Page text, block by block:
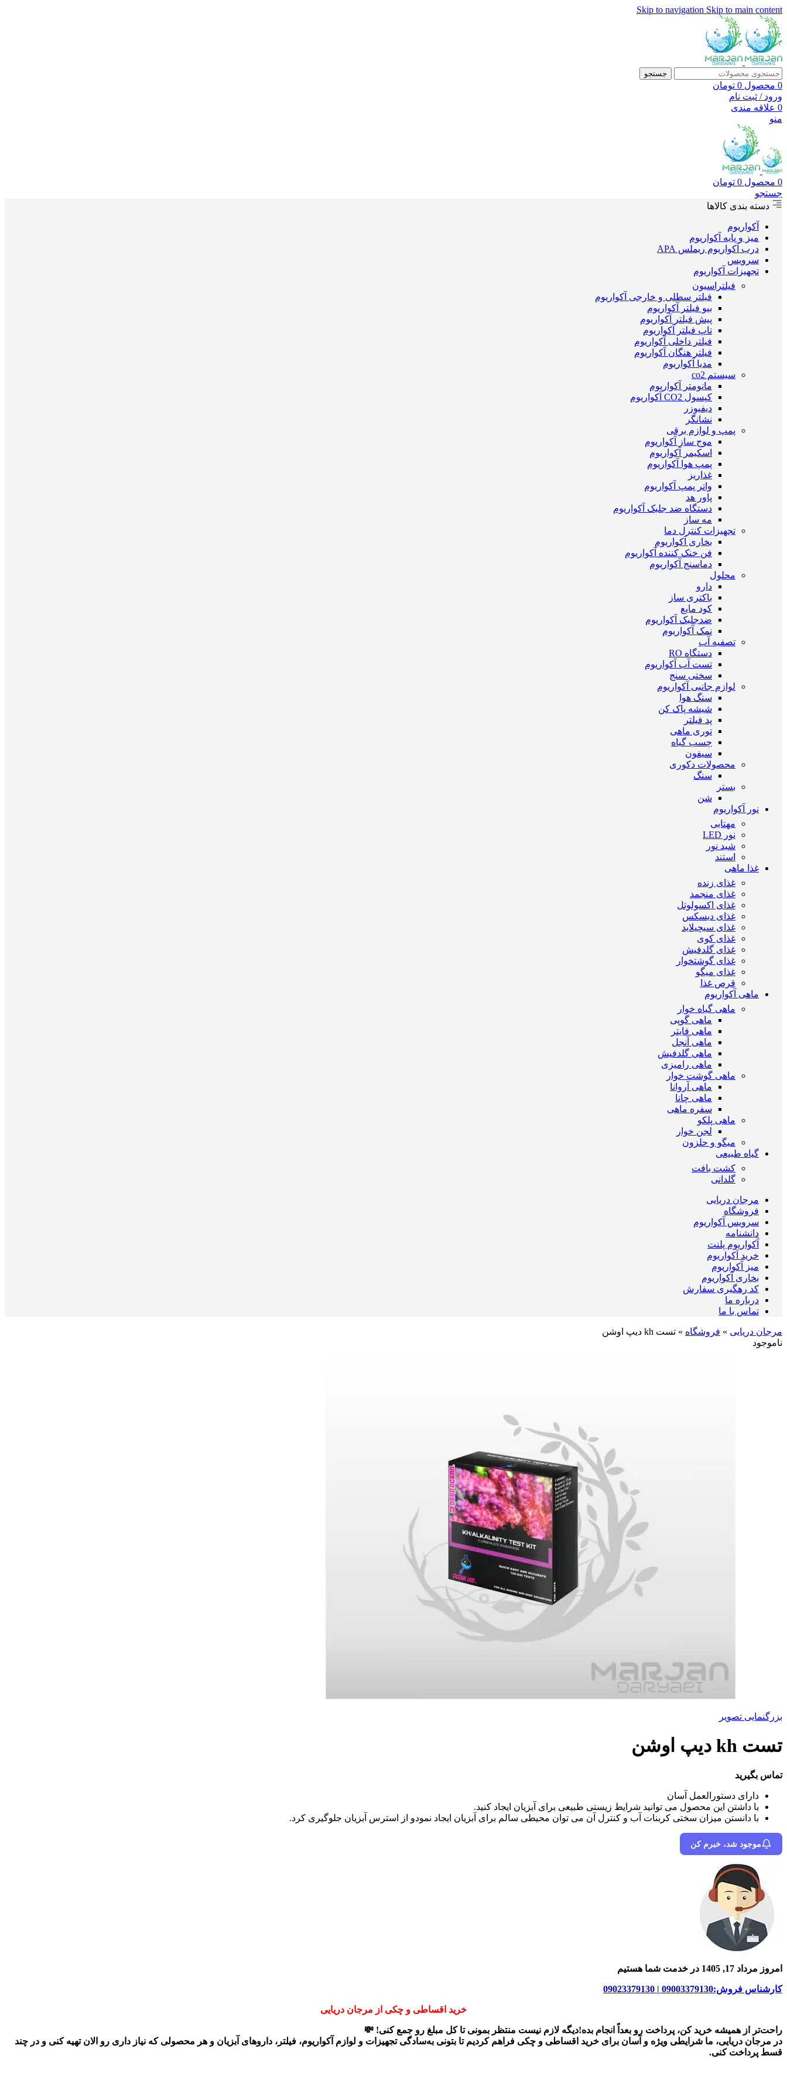
Skip to navigation Skip to main content
جستجو
0 محصول 0 تومان
ورود / ثبت نام
0 علاقه مندی
منو
0 محصول 0 تومان
جستجو
دسته بندی کالاها
آکواریوم
میز و پایه آکواریوم
درب آکواریوم ریملس APA
سرویس
تجهیزات آکواریوم
فیلتراسیون
فیلتر سطلی و خارجی آکواریوم
بیو فیلتر آکواریوم
پیش فیلتر آکواریوم
تاپ فیلتر آکواریوم
فیلتر داخلی آکواریوم
فیلتر هنگان آکواریوم
مدیا آکواریوم
سیستم co2
مانومتر آکواریوم
کپسول CO2 آکواریوم
دیفیوزر
نشانگر
پمپ و لوازم برقی
موج ساز آکواریوم
اسکیمر آکواریوم
پمپ هوا آکواریوم
غذاریز
واتر پمپ آکواریوم
پاور هد
دستگاه ضد جلبک آکواریوم
مه ساز
تجهیزات کنترل دما
بخاری آکواریوم
فن خنک کننده آکواریوم
دماسنج آکواریوم
محلول
دارو
باکتری ساز
کود مایع
ضدجلبک آکواریوم
نمک آکواریوم
تصفیه آب
دستگاه RO
تست آب آکواریوم
سختی سنج
لوازم جانبی آکواریوم
سنگ هوا
شیشه پاک کن
پد فیلتر
توری ماهی
چسب گیاه
سیفون
محصولات دکوری
سنگ
بستر
شن
نور آکواریوم
مهتابی
نور LED
شید نور
استند
غذا ماهی
غذای زنده
غذای منجمد
غذای اکسولوتل
غذای دیسکس
غذای سیچیلاید
غذای کوی
غذای گلدفیش
غذای گوشتخوار
غذای میگو
قرص غذا
ماهی آکواریوم
ماهی گیاه خوار
ماهی گوپی
ماهی فایتر
ماهی آنجل
ماهی گلدفیش
ماهی رامیزی
ماهی گوشت خوار
ماهی آروانا
ماهی چانا
سفره ماهی
ماهی پلکو
لجن خوار
میگو و حلزون
گیاه طبیعی
کشت بافت
گلدانی
مرجان دریایی
فروشگاه
سرویس آکواریوم
دانشنامه
آکواریوم پلنت
خرید آکواریوم
میز آکواریوم
بخاری آکواریوم
کد رهگیری سفارش
درباره ما
تماس با ما
مرجان دریایی » فروشگاه » تست kh دیپ اوشن
ناموجود
بزرگنمایی تصویر
تست kh دیپ اوشن
تماس بگیرید
دارای دستورالعمل آسان
با داشتن این محصول می توانید شرایط زیستی طبیعی برای آبزیان ایجاد کنید.
با دانستن میزان سختی کربنات آب و کنترل آن می توان محیطی سالم برای آبزیان ایجاد نمودو از استرس آبزیان جلوگیری کرد.
موجود شد، خبرم کن
امروز مرداد 17, 1405 در خدمت شما هستیم
کارشناس فروش:09003379130 | 09023379130
خرید اقساطی و چکی از مرجان دریایی
راحت‌تر از همیشه خرید کن، پرداخت رو بعداً انجام بده!دیگه لازم نیست منتظر بمونی تا کل مبلغ رو جمع کنی! 💸
در مرجان دریایی، ما شرایطی ویژه و آسان برای خرید اقساطی و چکی فراهم کردیم تا بتونی به‌سادگی تجهیزات و لوازم آکواریوم، فیلتر، داروهای آبزیان و هر محصولی که نیاز داری رو الان تهیه کنی و در چند
قسط پرداخت کنی.